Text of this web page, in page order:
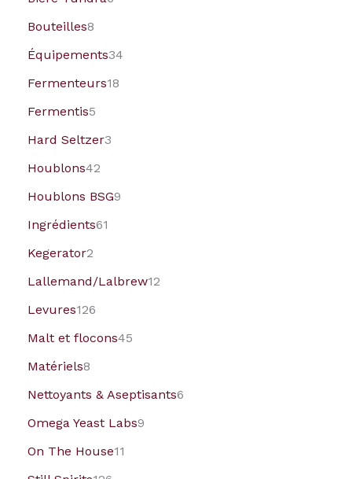
Bouteilles8
Équipements34
Fermenteurs18
Fermentis5
Hard Seltzer3
Houblons42
Houblons BSG9
Ingrédients61
Kegerator2
Lallemand/Lalbrew12
Levures126
Malt et flocons45
Matériels8
Nettoyants & Aseptisants6
Omega Yeast Labs9
On The House11